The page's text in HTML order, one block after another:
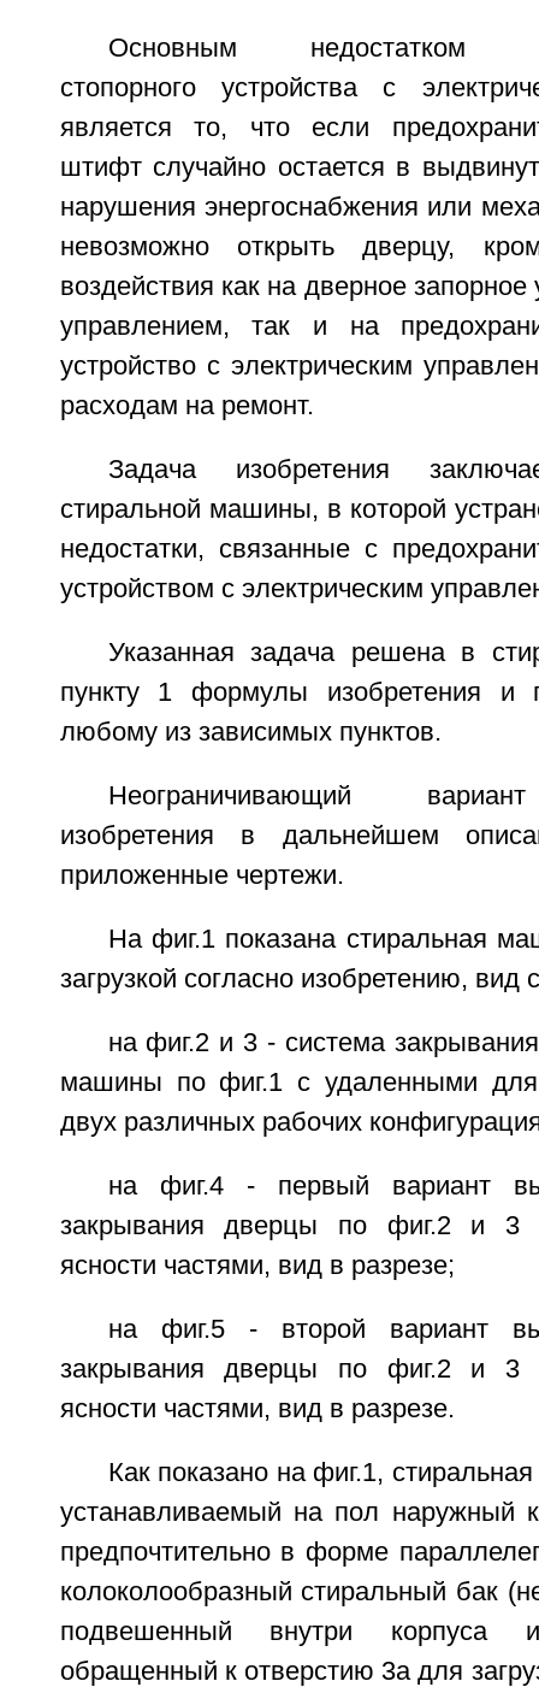
Основным недостатком
стопорного устройства с
является то, что если
штифт случайно остается в
нарушения энергоснабжения или
невозможно открыть дверцу,
воздействия как на дверное
управлением, так и на
устройство с электрическим
расходам на ремонт.
Задача изобретения
стиральной машины, в которой
недостатки, связанные с
устройством с электрическим
Указанная задача решена в
пункту 1 формулы изобретения и
любому из зависимых пунктов.
Неограничивающий
изобретения в дальнейшем
приложенные чертежи.
На фиг.1 показана стиральная
загрузкой согласно изобретению, вид
на фиг.2 и 3 - система
машины по фиг.1 с удаленными для
двух различных рабочих
на фиг.4 - первый вариант
закрывания дверцы по фиг.2 и 3
ясности частями, вид в разрезе;
на фиг.5 - второй вариант
закрывания дверцы по фиг.2 и 3
ясности частями, вид в разрезе.
Как показано на фиг.1,
устанавливаемый на пол наружный
предпочтительно в форме
колоколообразный стиральный бак
подвешенный внутри корпуса и
обращенный к отверстию 3а для